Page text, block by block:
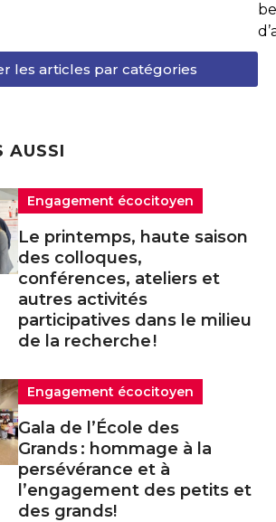
les articles par catégories
AUSSI
Engagement écocitoyen
Le printemps, haute saison
des colloques,
conférences, ateliers et
autres activités
participatives dans le milieu
de la recherche !
Engagement écocitoyen
Gala de l’École des
Grands : hommage à la
persévérance et à
l’engagement des petits et
des grands!